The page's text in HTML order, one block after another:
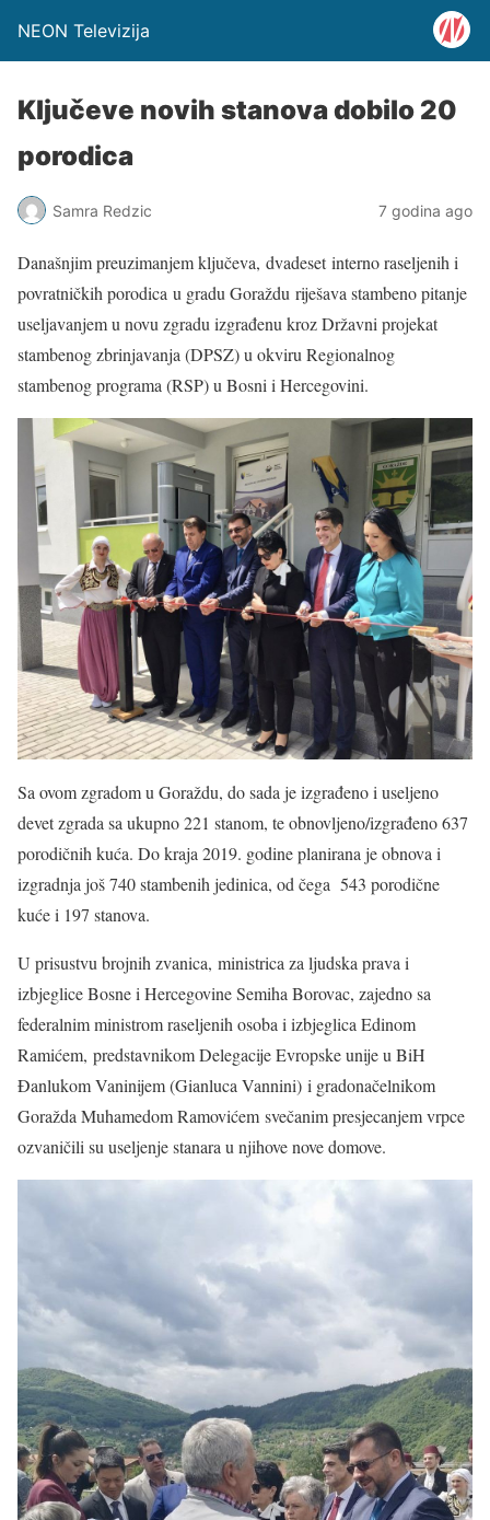
NEON Televizija
Ključeve novih stanova dobilo 20
porodica
Samra Redzic 7 godina ago
Današnjim preuzimanjem ključeva, dvadeset interno raseljenih i
povratničkih porodica u gradu Goraždu riješava stambeno pitanje
useljavanjem u novu zgradu izgrađenu kroz Državni projekat
stambenog zbrinjavanja (DPSZ) u okviru Regionalnog
stambenog programa (RSP) u Bosni i Hercegovini.
Sa ovom zgradom u Goraždu, do sada je izgrađeno i useljeno
devet zgrada sa ukupno 221 stanom, te obnovljeno/izgrađeno 637
porodičnih kuća. Do kraja 2019. godine planirana je obnova i
izgradnja još 740 stambenih jedinica, od čega 543 porodične
kuće i 197 stanova.
U prisustvu brojnih zvanica, ministrica za ljudska prava i
izbjeglice Bosne i Hercegovine Semiha Borovac, zajedno sa
federalnim ministrom raseljenih osoba i izbjeglica Edinom
Ramićem, predstavnikom Delegacije Evropske unije u BiH
Đanlukom Vaninijem (Gianluca Vannini) i gradonačelnikom
Goražda Muhamedom Ramovićem svečanim presjecanjem vrpce
ozvaničili su useljenje stanara u njihove nove domove.